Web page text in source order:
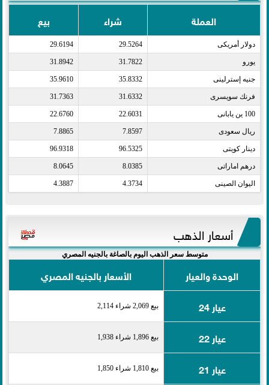
العملة شراء بيع
دولار أمريكى​ 29.5264
29.6194
يورو​ 31.7822
31.8942
جنيه إسترلينى​ 35.8332
35.9610
فرنك سويسرى​ 31.6332
31.7363
100 ين يابانى​ 22.6031
22.6760
ريال سعودى​ 7.8597
7.8865
دينار كويتى​ 96.5325
96.9318
درهم اماراتى​ 8.0385
8.0645
اليوان الصينى​ 4.3734
4.3887
أسعار الذهب
متوسط سعر الذهب اليوم بالصاغة بالجنيه المصري
الوحدة والعيار
الأسعار بالجنيه المصري
عيار 24
بيع 2,069 شراء 2,114
عيار 22 بيع 1,896 شراء 1,938
عيار 21 بيع 1,810 شراء 1,850